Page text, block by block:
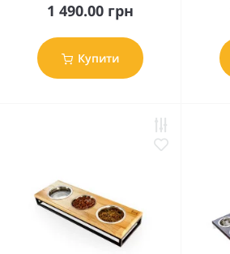
1 490.00 грн
Купити